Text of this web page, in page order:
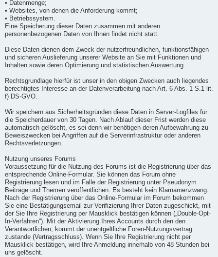
• Datenmenge;
• Websites, von denen die Anforderung kommt;
• Betriebssystem.
Eine Speicherung dieser Daten zusammen mit anderen
personenbezogenen Daten von Ihnen findet nicht statt.
Diese Daten dienen dem Zweck der nutzerfreundlichen, funktionsfähigen
und sicheren Auslieferung unserer Website an Sie mit Funktionen und
Inhalten sowie deren Optimierung und statistischen Auswertung.
Rechtsgrundlage hierfür ist unser in den obigen Zwecken auch liegendes
berechtigtes Interesse an der Datenverarbeitung nach Art. 6 Abs. 1 S.1 lit.
f) DS-GVO.
Wir speichern aus Sicherheitsgründen diese Daten in Server-Logfiles für
die Speicherdauer von 30 Tagen. Nach Ablauf dieser Frist werden diese
automatisch gelöscht, es sei denn wir benötigen deren Aufbewahrung zu
Beweiszwecken bei Angriffen auf die Serverinfrastruktur oder anderen
Rechtsverletzungen.
Nutzung unseres Forums
Voraussetzung für die Nutzung des Forums ist die Registrierung über das
entsprechende Online-Formular. Sie können das Forum ohne
Registrierung lesen und im Falle der Registrierung unter Pseudonym
Beiträge und Themen veröffentlichen. Es besteht kein Klarnamenzwang.
Nach der Registrierung über das Online-Formular im Forum bekommen
Sie eine Bestätigungsemail zur Verifizierung Ihrer Daten zugeschickt, mit
der Sie Ihre Registrierung per Mausklick bestätigen können („Double-Opt-
In-Verfahren“). Mit der Aktivierung Ihres Accounts durch den den
Verantwortlichen, kommt der unentgeltliche Foren-Nutzungsvertrag
zustande (Vertragsschluss). Wenn Sie Ihre Registrierung nicht per
Mausklick bestätigen, wird Ihre Anmeldung innerhalb von 48 Stunden bei
uns gelöscht.